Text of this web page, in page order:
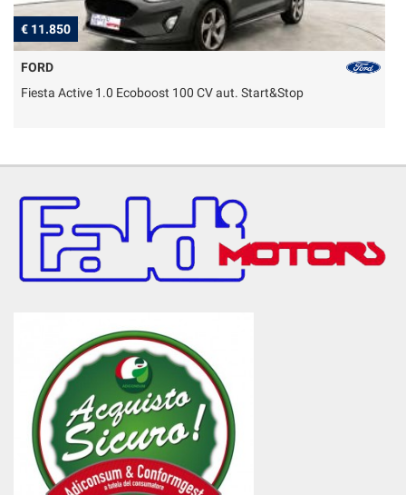
€ 11.850
FORD
Fiesta Active 1.0 Ecoboost 100 CV aut. Start&Stop